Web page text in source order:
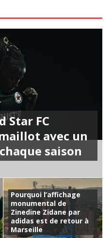
Star FC
avec un
saison
Pourquoi l’affichage
monumental de
Zinedine Zidane par
adidas est de retour à
Marseille